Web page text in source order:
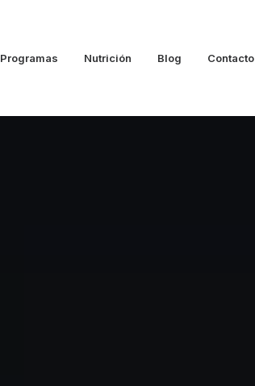
Programas Nutrición Blog Contacto